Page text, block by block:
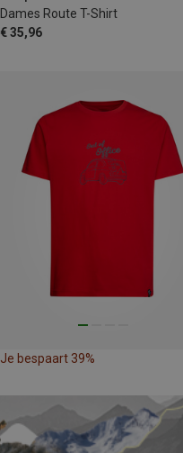
Dames Route T-Shirt
€ 35,96
Je bespaart 39%